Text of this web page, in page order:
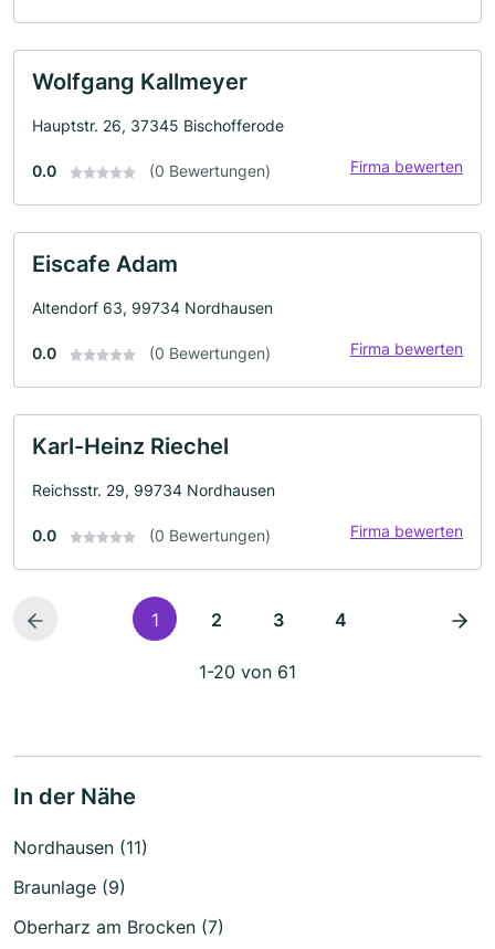
Wolfgang Kallmeyer
Hauptstr. 26, 37345 Bischofferode
0.0 (0 Bewertungen) Firma bewerten
Eiscafe Adam
Altendorf 63, 99734 Nordhausen
0.0 (0 Bewertungen) Firma bewerten
Karl-Heinz Riechel
Reichsstr. 29, 99734 Nordhausen
0.0 (0 Bewertungen) Firma bewerten
1 2 3 4
1-20 von 61
In der Nähe
Nordhausen (11)
Braunlage (9)
Oberharz am Brocken (7)